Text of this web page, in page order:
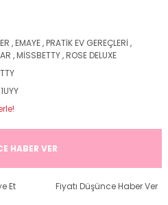
,EMAYE,PRATİK EV GEREÇLERİ ,
,MİSSBETTY,ROSE DELUXE
HABER VER
Et Fiyatı Düşünce Haber Ver